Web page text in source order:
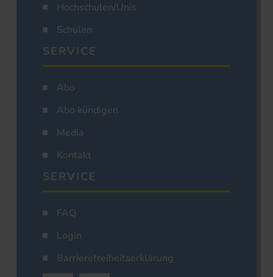
Hochschulen/Unis
Schulen
SERVICE
Abo
Abo kündigen
Media
Kontakt
SERVICE
FAQ
Login
Barrierefreiheitserklärung